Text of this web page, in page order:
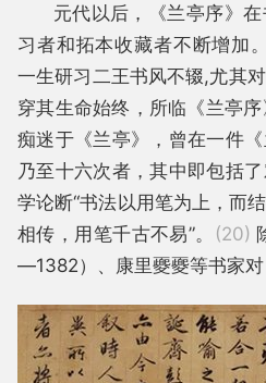
元代以后，《兰亭序》在
习者和拓本收藏者不断增加
一生研习二王书风不辍,尤其
穿其生命始终，所临《兰亭序
痴迷于《兰亭》，曾在一件
乃至十六次者，其中即包括
学论断“书法以用笔为上，而
相传，用笔千古不易”。
(20)
—1382）、康里夒夒等书家对